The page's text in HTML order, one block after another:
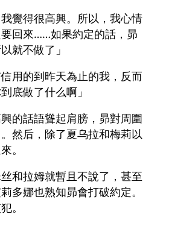
我覺得很高興。所以，我心情
回來……如果約定的話，昴
就不做了」
信用的到昨天為止的我，反而
底做了什么啊」
的話語聳起肩膀，昴對周圍
然后，除了夏乌拉和梅莉以
。
和拉姆就暫且不說了，甚至
多娜也熟知昴會打破約定。
。